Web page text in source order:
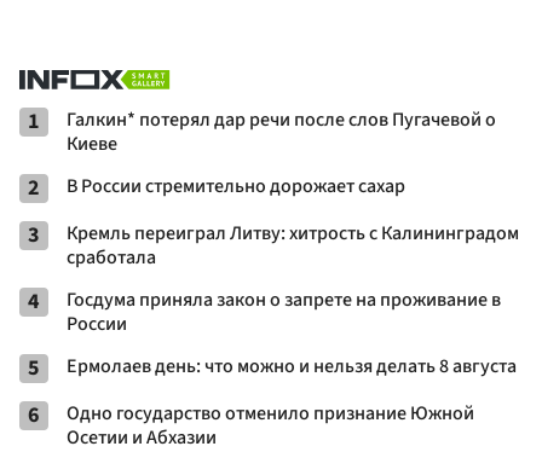
1
Галкин* потерял дар речи после слов Пугачевой о
Киеве
2 В России стремительно дорожает сахар
3
Кремль переиграл Литву: хитрость с Калининградом
сработала
4
Госдума приняла закон о запрете на проживание в
России
5 Ермолаев день: что можно и нельзя делать 8 августа
6
Одно государство отменило признание Южной
Осетии и Абхазии